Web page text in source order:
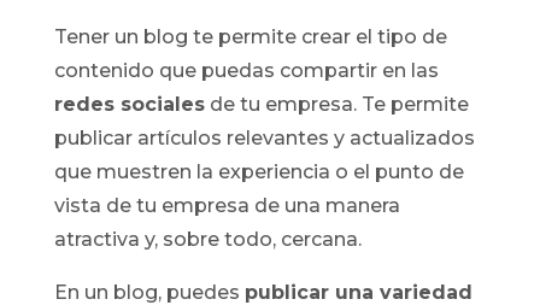
Tener un blog te permite crear el tipo de
contenido que puedas compartir en las
redes socialesde tu empresa. Te permite
publicar artículos relevantes y actualizados
que muestren la experiencia o el punto de
vista de tu empresa de una manera
atractiva y, sobre todo, cercana.
En un blog, puedes publicar una variedad